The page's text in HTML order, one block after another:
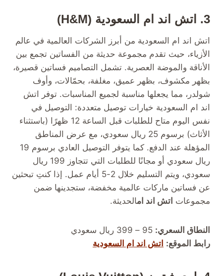
3. اتش اند ام السعودية (H&M)
اتش اند ام السعودية من أبرز الشركات العالمية في عالم
الأزياء، حيث تقدم مجموعة حديثة من الفساتين تجمع بين
الأناقة والموضة العصرية. تشمل التصاميم فساتين قصيرة،
بظهر مكشوف، بظهر عميق، مغلفة، بحمّالات، وأوف
شولدر، مما يجعلها مناسبة لجميع المناسبات. توفر اتش
اند ام السعودية خيارات توصيل متعددة: التوصيل في
نفس اليوم متاح للطلبات قبل الساعة 12 ظهرًا (باستثناء
الأثاث) برسوم 25 ريال سعودي، مع عرض المناطق
المؤهلة عند الدفع. كما يتوفر التوصيل العادي برسوم 19
ريال سعودي أو مجانًا للطلبات التي تتجاوز 199 ريال
سعودي، ويتم التسليم خلال 2-5 أيام عمل. إذا كنتِ تبحثين
عن فساتين ماركات عالمية مخفضة، ستجدينها ضمن
مجموعات اتش اند امالحديثة.
النطاق السعري:
رابط الموقع: اتش اند ام السعودية